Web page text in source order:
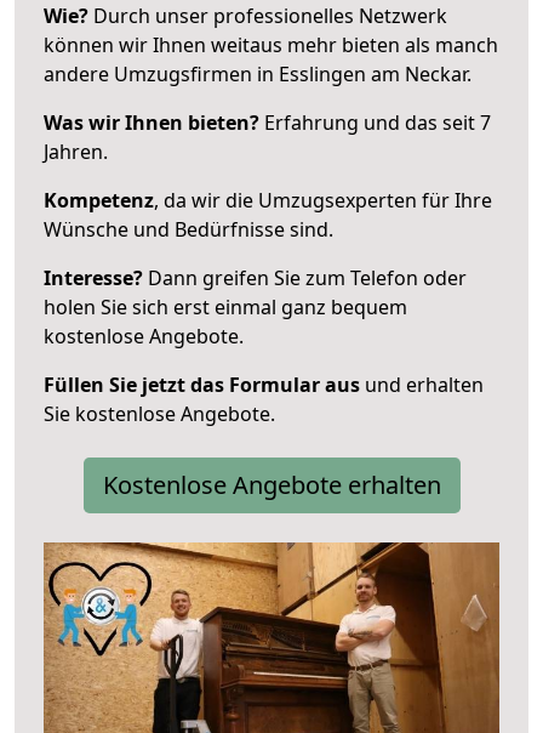
Wie? Durch unser professionelles Netzwerk
können wir Ihnen weitaus mehr bieten als manch
andere Umzugsfirmen in Esslingen am Neckar.
Was wir Ihnen bieten? Erfahrung und das seit 7
Jahren.
Kompetenz, da wir die Umzugsexperten für Ihre
Wünsche und Bedürfnisse sind.
Interesse? Dann greifen Sie zum Telefon oder
holen Sie sich erst einmal ganz bequem
kostenlose Angebote.
Füllen Sie jetzt das Formular aus und erhalten
Sie kostenlose Angebote.
Kostenlose Angebote erhalten